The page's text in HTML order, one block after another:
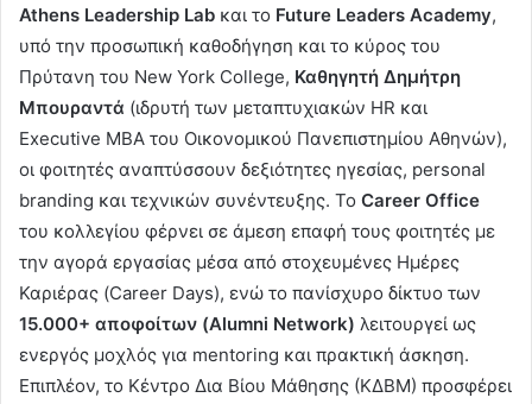
Athens Leadership Lab και το Future Leaders Academy,
υπό την προσωπική καθοδήγηση και το κύρος του
Πρύτανη του New York College, Καθηγητή Δημήτρη
Μπουραντά (ιδρυτή των μεταπτυχιακών HR και
Executive MBA του Οικονομικού Πανεπιστημίου Αθηνών),
οι φοιτητές αναπτύσσουν δεξιότητες ηγεσίας, personal
branding και τεχνικών συνέντευξης. Το Career Office
του κολλεγίου φέρνει σε άμεση επαφή τους φοιτητές με
την αγορά εργασίας μέσα από στοχευμένες Ημέρες
Καριέρας (Career Days), ενώ το πανίσχυρο δίκτυο των
15.000+ αποφοίτων (Alumni Network) λειτουργεί ως
ενεργός μοχλός για mentoring και πρακτική άσκηση.
Επιπλέον, το Κέντρο Δια Βίου Μάθησης (ΚΔΒΜ) προσφέρει